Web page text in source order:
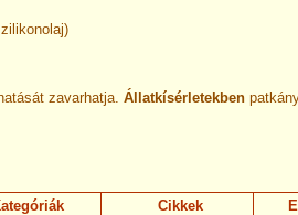
zavarhatja. Állatkísérletekben
Cikkek